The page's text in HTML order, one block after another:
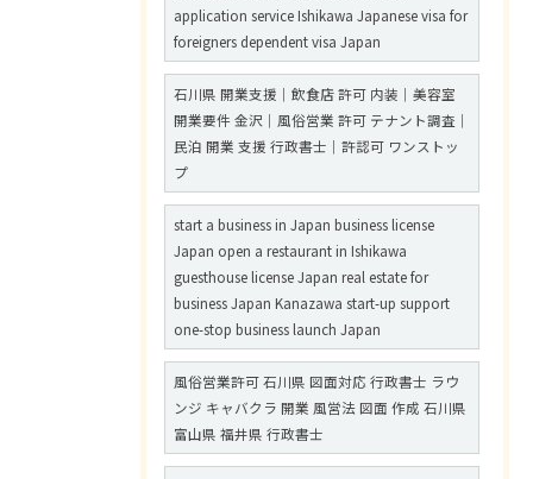
application service Ishikawa Japanese visa for
foreigners dependent visa Japan
石川県 開業支援｜飲食店 許可 内装｜美容室
開業要件 金沢｜風俗営業 許可 テナント調査｜
民泊 開業 支援 行政書士｜許認可 ワンストッ
プ
start a business in Japan business license
Japan open a restaurant in Ishikawa
guesthouse license Japan real estate for
business Japan Kanazawa start-up support
one-stop business launch Japan
風俗営業許可 石川県 図面対応 行政書士 ラウ
ンジ キャバクラ 開業 風営法 図面 作成 石川県
富山県 福井県 行政書士